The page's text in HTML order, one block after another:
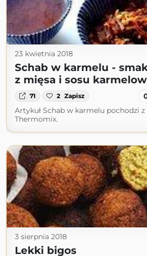
23 kwietnia 2018
Schab w karmelu -
z mięsa i sosu
71 2 Zapisz
Artykuł Schab w karmelu pochodzi
Thermomix.
3 sierpnia 2018
Lekki bigos